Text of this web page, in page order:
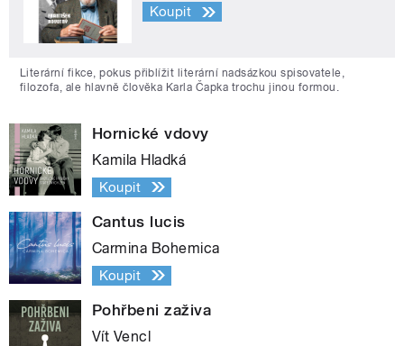
Koupit
Literární fikce, pokus přiblížit literární nadsázkou spisovatele,
filozofa, ale hlavně člověka Karla Čapka trochu jinou formou.
Hornické vdovy
Kamila Hladká
Koupit
Cantus lucis
Carmina Bohemica
Koupit
Pohřbeni zaživa
Vít Vencl